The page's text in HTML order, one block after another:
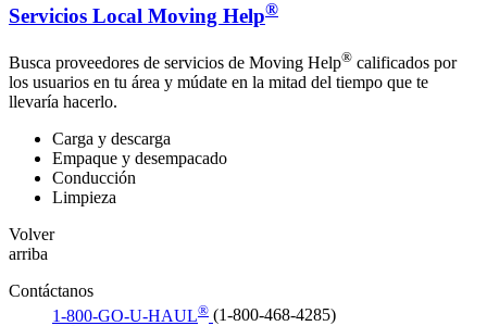
Servicios Local Moving Help®
Busca proveedores de servicios de Moving Help® calificados por
los usuarios en tu área y múdate en la mitad del tiempo que te
llevaría hacerlo.
Carga y descarga
Empaque y desempacado
Conducción
Limpieza
Volver
arriba
Contáctanos
1-800-GO-U-HAUL® (1-800-468-4285)